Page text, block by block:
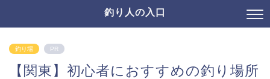
釣り人の入口
釣り場 PR
【関東】初心者におすすめの釣り場所